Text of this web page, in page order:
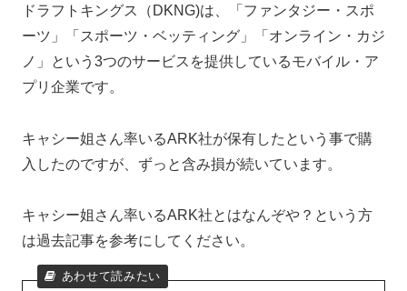
ドラフトキングス（DKNG)は、「ファンタジー・スポ
ーツ」「スポーツ・ベッティング」「オンライン・カジ
ノ」という3つのサービスを提供しているモバイル・ア
プリ企業です。
キャシー姐さん率いるARK社が保有したという事で購
入したのですが、ずっと含み損が続いています。
キャシー姐さん率いるARK社とはなんぞや？という方
は過去記事を参考にしてください。